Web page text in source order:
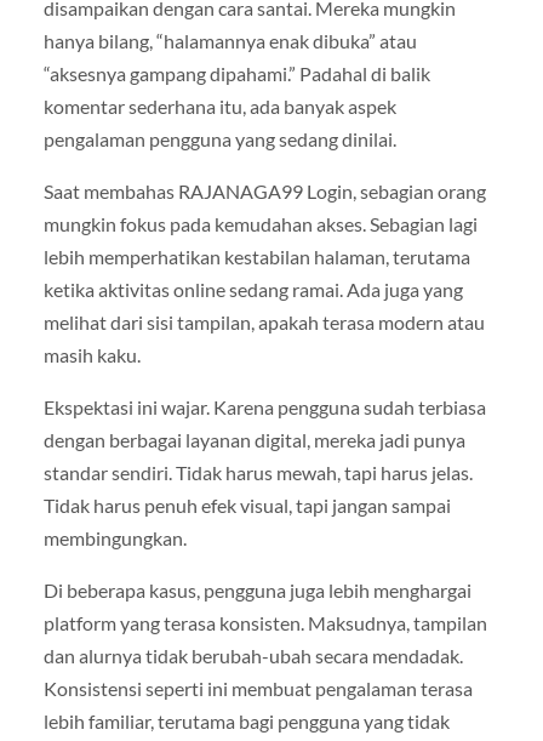
disampaikan dengan cara santai. Mereka mungkin
hanya bilang, “halamannya enak dibuka” atau
“aksesnya gampang dipahami.” Padahal di balik
komentar sederhana itu, ada banyak aspek
pengalaman pengguna yang sedang dinilai.
Saat membahas RAJANAGA99 Login, sebagian orang
mungkin fokus pada kemudahan akses. Sebagian lagi
lebih memperhatikan kestabilan halaman, terutama
ketika aktivitas online sedang ramai. Ada juga yang
melihat dari sisi tampilan, apakah terasa modern atau
masih kaku.
Ekspektasi ini wajar. Karena pengguna sudah terbiasa
dengan berbagai layanan digital, mereka jadi punya
standar sendiri. Tidak harus mewah, tapi harus jelas.
Tidak harus penuh efek visual, tapi jangan sampai
membingungkan.
Di beberapa kasus, pengguna juga lebih menghargai
platform yang terasa konsisten. Maksudnya, tampilan
dan alurnya tidak berubah-ubah secara mendadak.
Konsistensi seperti ini membuat pengalaman terasa
lebih familiar, terutama bagi pengguna yang tidak